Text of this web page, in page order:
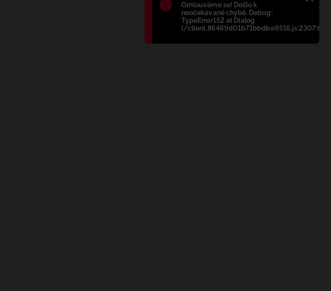
Błąd:
Omlouváme se! Došlo k
neočekávané chybě. Debug:
TypeError152 at Dialog
(/